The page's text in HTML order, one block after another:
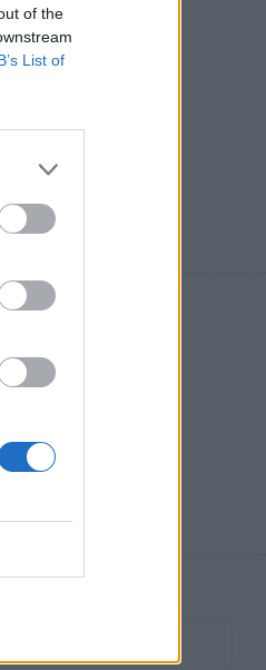
of the
List of